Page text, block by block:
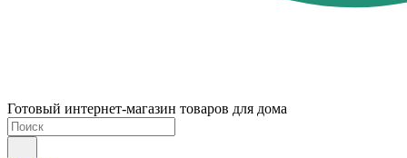
Готовый интернет-магазин товаров для дома